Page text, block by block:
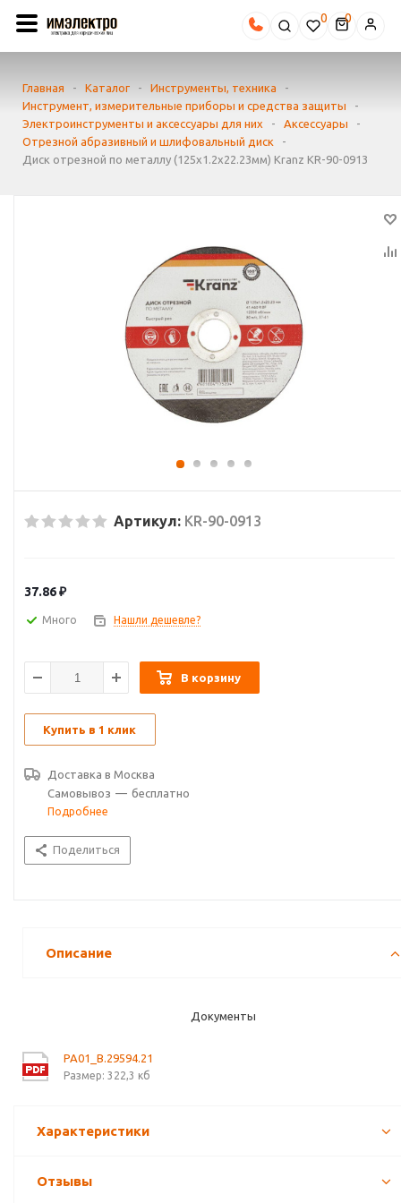
0
Главная - Каталог - Инструменты, техника
-
Инструмент, измерительные приборы и средства защиты
-
Электроинструменты и аксессуары для них
- Аксессуары
-
Отрезной абразивный и шлифовальный диск
-
Диск отрезной по металлу (125х1.2х22.23мм) Kranz KR-90-0913
Артикул: KR-90-0913
37.86₽
Много Нашли дешевле?
В корзину
Купить в 1 клик
Доставка в Москва
Самовывоз — бесплатно
Подробнее
Поделиться
Описание
Документы
PA01_B.29594.21
Размер: 322,3 кб
Характеристики
Отзывы